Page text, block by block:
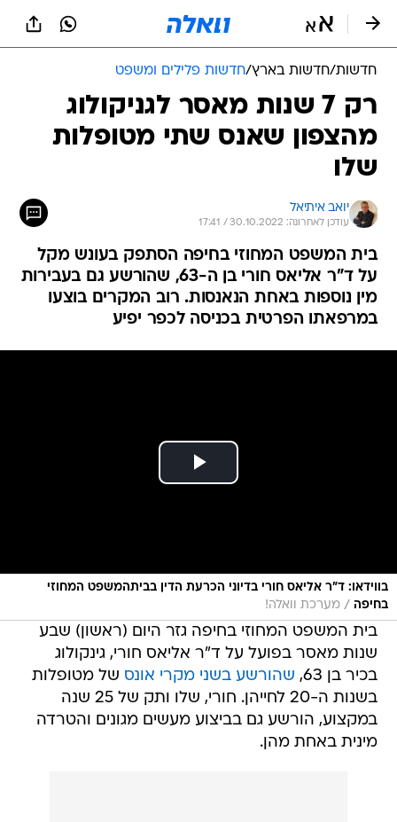
חדשות/חדשות בארץ/חדשות פלילים ומשפט
רק 7 שנות מאסר לגניקולוג
מהצפון שאנס שתי מטופלות
שלו
יואב איתיאל
עודכן לאחרונה: 30.10.2022 / 17:41
בית המשפט המחוזי בחיפה הסתפק בעונש מקל
על ד"ר אליאס חורי בן ה-63, שהורשע גם בעבירות
מין נוספות באחת הנאנסות. רוב המקרים בוצעו
במרפאתו הפרטית בכניסה לכפר יפיע
בווידאו: ד"ר אליאס חורי בדיוני הכרעת הדין בביתהמשפט המחוזי
בחיפה / מערכת וואלה!
בית המשפט המחוזי בחיפה גזר היום (ראשון) שבע
שנות מאסר בפועל על ד"ר אליאס חורי, גינקולוג
בכיר בן 63,
שהורשע בשני מקרי אונס של מטופלות
בשנות ה-20 לחייהן. חורי, שלו ותק של 25 שנה
במקצוע, הורשע גם בביצוע מעשים מגונים והטרדה
מינית באחת מהן.